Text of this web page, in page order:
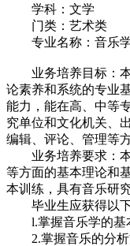
学科：文学
门类：艺术类
专业名称：音乐
业务培养目标：本
论素养和系统的专业
能力，能在高、中等
究单位和文化机关、
编辑、评论、管理等
业务培养要求：本
等方面的基本理论和
本训练，具有音乐研
毕业生应获得以下
l.掌握音乐学的基
2.掌握音乐的分析